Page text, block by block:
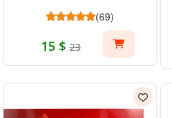
(69)
15 $ 23